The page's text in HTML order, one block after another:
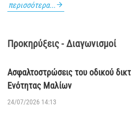
περισσότερα...
Προκηρύξεις - Διαγωνισμοί
Ασφαλτοστρώσεις του οδικού
Ενότητας Μαλίων
24/07/2026 14:13